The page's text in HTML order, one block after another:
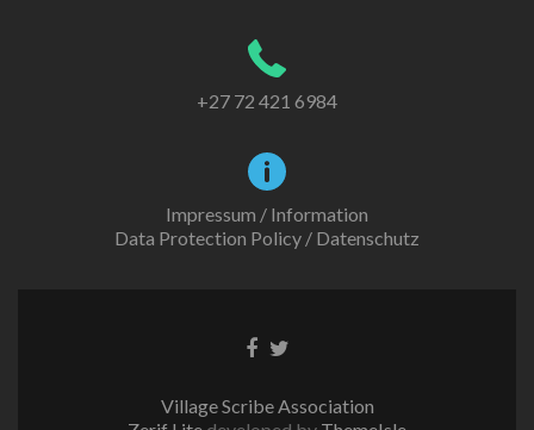
+27 72 421 6984
Impressum / Information
Data Protection Policy / Datenschutz
Facebook
Twitter
Village Scribe Association